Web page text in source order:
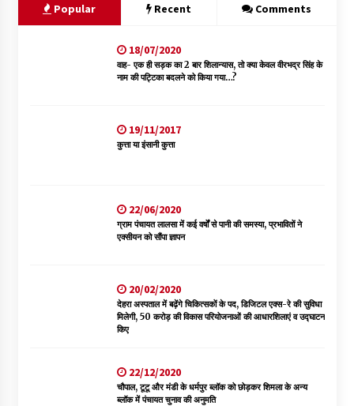
Popular Recent Comments
18/07/2020
वाह- एक ही सड़क का 2 बार शिलान्यास, तो क्या केवल वीरभद्र सिंह के
नाम की पट्टिका बदलने को किया गया…?
19/11/2017
कुत्ता या इंसानी कुत्ता
22/06/2020
ग्राम पंचायत लालसा में कई वर्षों से पानी की समस्या, प्रभावितों ने
एक्सीयन को सौंपा ज्ञापन
20/02/2020
देहरा अस्पताल में बढ़ेंगे चिकित्सकों के पद, डिजिटल एक्स-रे की सुविधा
मिलेगी, 50 करोड़ की विकास परियोजनाओं की आधारशिलाएं व उद्घाटन
किए
22/12/2020
चौपाल, टूटू और मंडी के धर्मपुर ब्लॉक को छोड़कर शिमला के अन्य
ब्लॉक में पंचायत चुनाव की अनुमति